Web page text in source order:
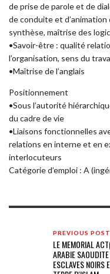
de prise de parole et de
de conduite et d’animation
synthèse, maîtrise des
•Savoir-être : qualité
l’organisation, sens du
•Maîtrise de l’anglais
Positionnement
•Sous l’autorité
du cadre de vie
•Liaisons fonctionnelles
relations en interne et en
interlocuteurs
Catégorie d’emploi : A
PREVIOUS POST
LE MEMORIAL
ARABIE
ESCLAVES NOIRS